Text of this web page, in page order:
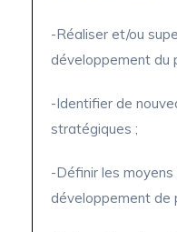
-Réaliser et/ou
développement du
-Identifier de
stratégiques ;
-Définir les
développement de